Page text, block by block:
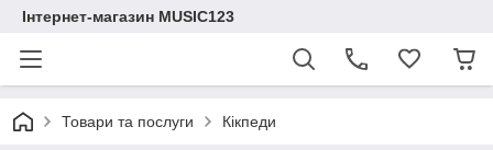
Інтернет-магазин MUSIC123
Товари та послуги Кікпеди